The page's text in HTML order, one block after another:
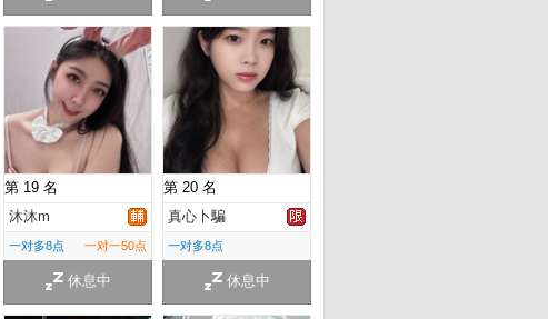
第 19 名
沐沐m
一对多8点 一对一50点
休息中
第 20 名
真心卜騙
一对多8点
休息中